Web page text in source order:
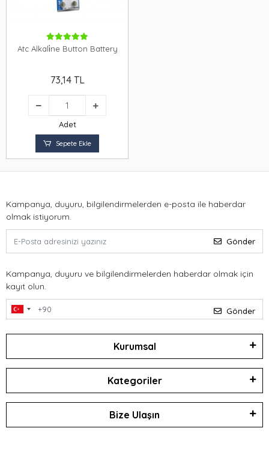
Atc Alkali̇ne Button Battery
73,14 TL
Adet
Sepete Ekle
Kampanya, duyuru, bilgilendirmelerden e-posta ile haberdar
olmak istiyorum.
Gönder
Kampanya, duyuru ve bilgilendirmelerden haberdar olmak için
kayıt olun.
Gönder
Kurumsal
Kategoriler
Bize Ulaşın